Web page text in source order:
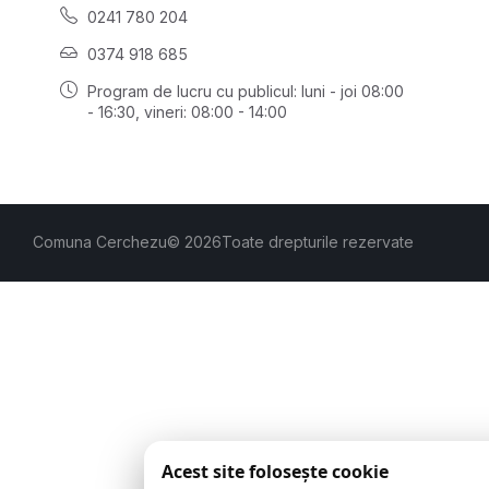
0241 780 204
0374 918 685
Program de lucru cu publicul: luni - joi 08:00
- 16:30 , vineri: 08:00 - 14:00
Comuna Cerchezu© 2026Toate drepturile rezervate
Acest site folosește cookie